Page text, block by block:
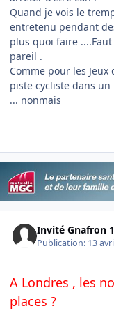
Quand je vois le
entretenu pendant
plus quoi faire
pareil .
Comme pour les
piste cycliste dans
... nonmais
Invité Gnafron
Publication: 13
A Londres , les
places ?